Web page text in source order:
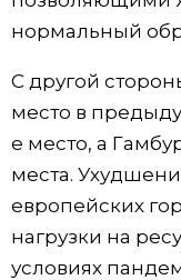
Токио
От редакции
нормальный
С другой
место в
е место, а
места.
европейских
нагрузки на
условиях